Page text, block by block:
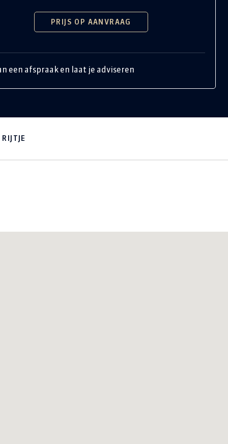
PRIJS OP AANVRAAG
een afspraak en laat je adviseren